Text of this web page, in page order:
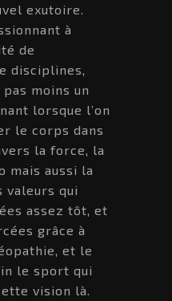
exutoire.
à
de
disciplines,
moins un
lorsque l’on
le corps dans
la force, la
mais aussi la
valeurs qui
assez tôt, et
grâce à
et le
le sport qui
vision là.